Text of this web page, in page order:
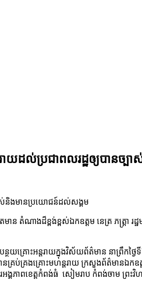
រាយដល់ប្រជាពលរដ្ឋឲ្យបា
ាស់និងមានប្រយោជន៍ដល់សង្គម
តំណាងដ៏ខ្ពង់ខ្ពស់ឯកឧត្តម នេត្រ ភត្រ្តា រដ្
យគ្រោះអន្តរាយក្នុងវិស័យព័ត៌មាន នាព្រឹកថ្ង
រប់គ្រងគ្រោះមហន្តរាយ ក្រសួងព័ត៌មានឯកឧ
គភាពខេត្តកំពង់ធំ សៀមរាប កំពង់ចាម ព្រ